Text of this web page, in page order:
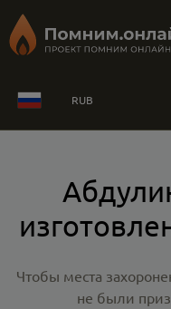
RUB
Чтобы места
не были